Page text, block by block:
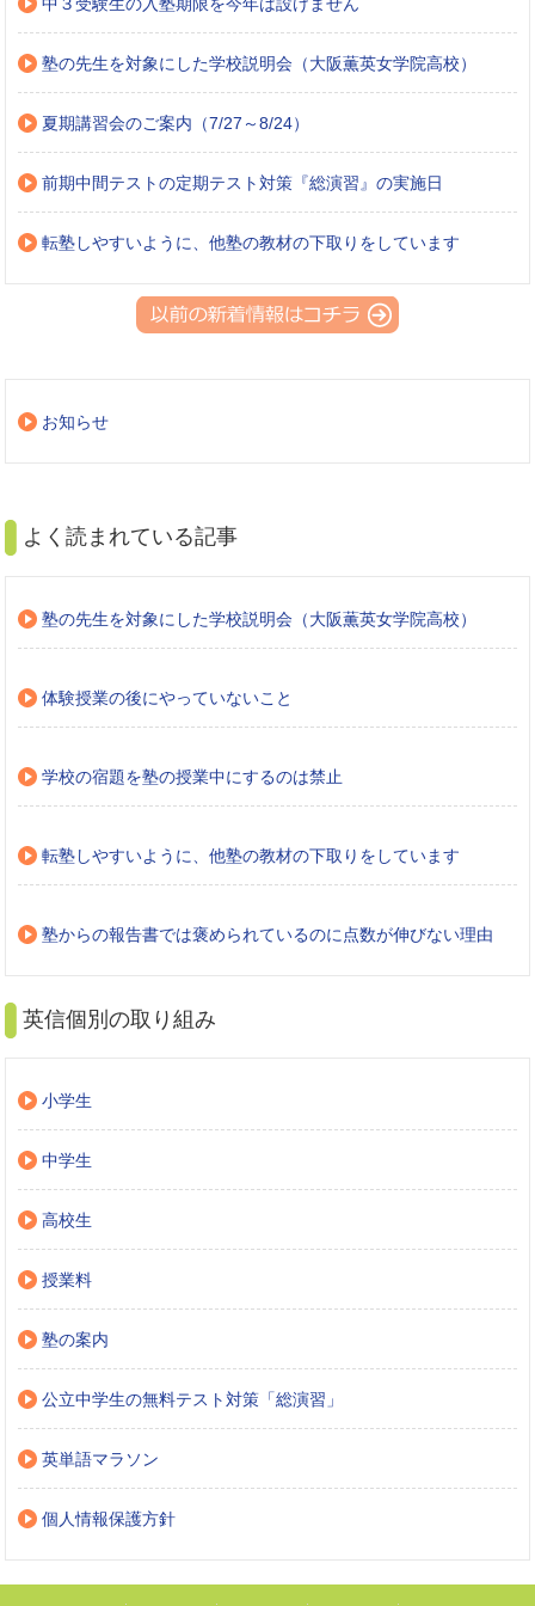
塾の先生を対象にした学校説明会（大阪薫英女学院高校）
夏期講習会のご案内（7/27～8/24）
前期中間テストの定期テスト対策『総演習』の実施日
転塾しやすいように、他塾の教材の下取りをしています
お知らせ
よく読まれている記事
塾の先生を対象にした学校説明会（大阪薫英女学院高校）
体験授業の後にやっていないこと
学校の宿題を塾の授業中にするのは禁止
転塾しやすいように、他塾の教材の下取りをしています
塾からの報告書では褒められているのに点数が伸びない理由
英信個別の取り組み
小学生
中学生
高校生
授業料
塾の案内
公立中学生の無料テスト対策「総演習」
英単語マラソン
個人情報保護方針